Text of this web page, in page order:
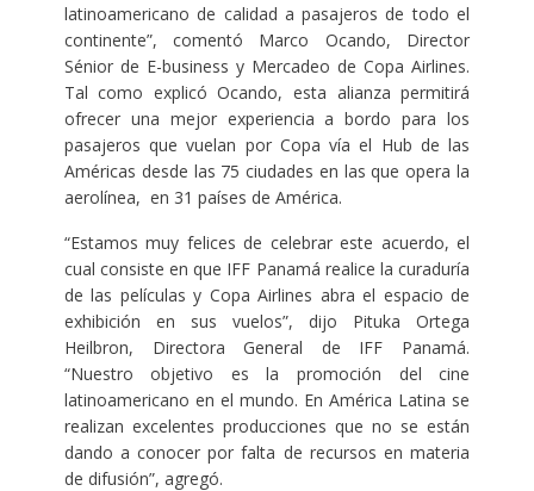
latinoamericano de calidad a pasajeros de todo el
continente”, comentó Marco Ocando, Director
Sénior de E-business y Mercadeo de Copa Airlines.
Tal como explicó Ocando, esta alianza permitirá
ofrecer una mejor experiencia a bordo para los
pasajeros que vuelan por Copa vía el Hub de las
Américas desde las 75 ciudades en las que opera la
aerolínea, en 31 países de América.
“Estamos muy felices de celebrar este acuerdo, el
cual consiste en que IFF Panamá realice la curaduría
de las películas y Copa Airlines abra el espacio de
exhibición en sus vuelos”, dijo Pituka Ortega
Heilbron, Directora General de IFF Panamá.
“Nuestro objetivo es la promoción del cine
latinoamericano en el mundo. En América Latina se
realizan excelentes producciones que no se están
dando a conocer por falta de recursos en materia
de difusión”, agregó.